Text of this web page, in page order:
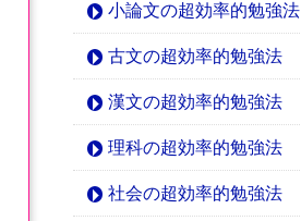
小論文の超効率的勉強法
古文の超効率的勉強法
漢文の超効率的勉強法
理科の超効率的勉強法
社会の超効率的勉強法